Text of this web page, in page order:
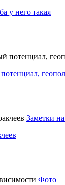
у него такая
Заметки
Фото